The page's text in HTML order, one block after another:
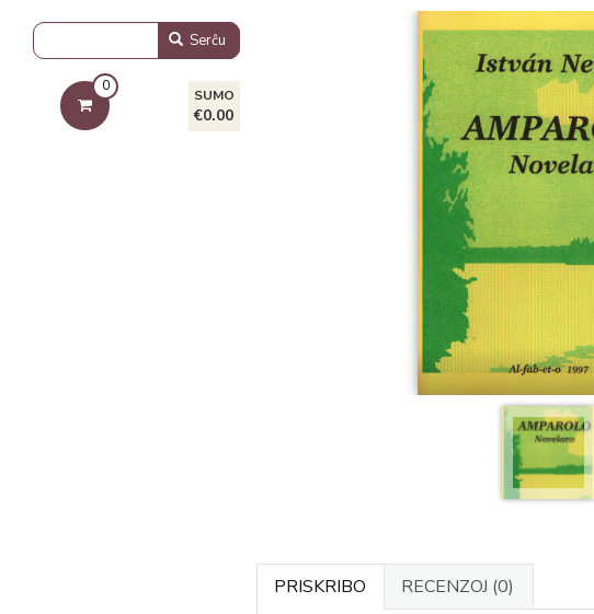
PRISKRIBO RECENZOJ (0)
Serĉu
0
SUMO
€0.00